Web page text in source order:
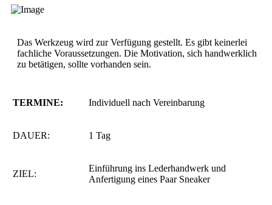
Das Werkzeug wird zur Verfügung gestellt. Es gibt keinerlei
fachliche Voraussetzungen. Die Motivation, sich handwerklich
zu betätigen, sollte vorhanden sein.
TERMINE: Individuell nach Vereinbarung
DAUER: 1 Tag
ZIEL:
Einführung ins Lederhandwerk und
Anfertigung eines Paar Sneaker